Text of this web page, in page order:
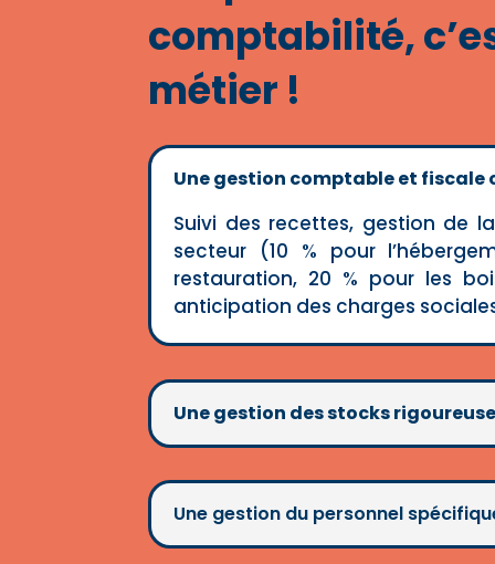
comptabilité,
métier !
Une gestion comptable et fiscale
Suivi des recettes, gestion de
secteur (10 % pour
restauration, 20 % pour les
anticipation des charges
Une gestion des stocks rigoureuse
Une gestion du personnel